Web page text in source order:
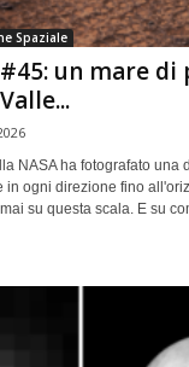
Spaziale
un mare di
NASA ha fotografato una
in ogni direzione fino
su questa scala. E su